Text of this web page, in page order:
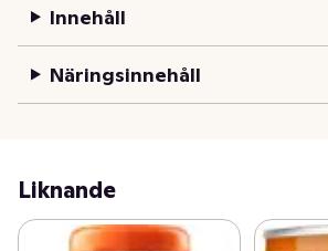
miljömärkt kakao. Den kultförklarade
till korv med bröd och helgfrukost. 270
Innehåll
Näringsinnehåll
Liknande